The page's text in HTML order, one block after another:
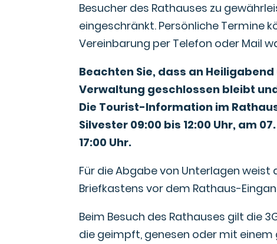
Besucher des Rathauses zu
eingeschränkt. Persönliche Termine
Vereinbarung per Telefon oder Mail
Beachten Sie, dass an
Verwaltung geschlossen bleibt
Die Tourist-Information im
Silvester 09:00 bis 12:00 Uhr, am
17:00 Uhr.
Für die Abgabe von Unterlagen
Briefkastens vor dem Rathaus-
Beim Besuch des Rathauses gilt die
die geimpft, genesen oder mit